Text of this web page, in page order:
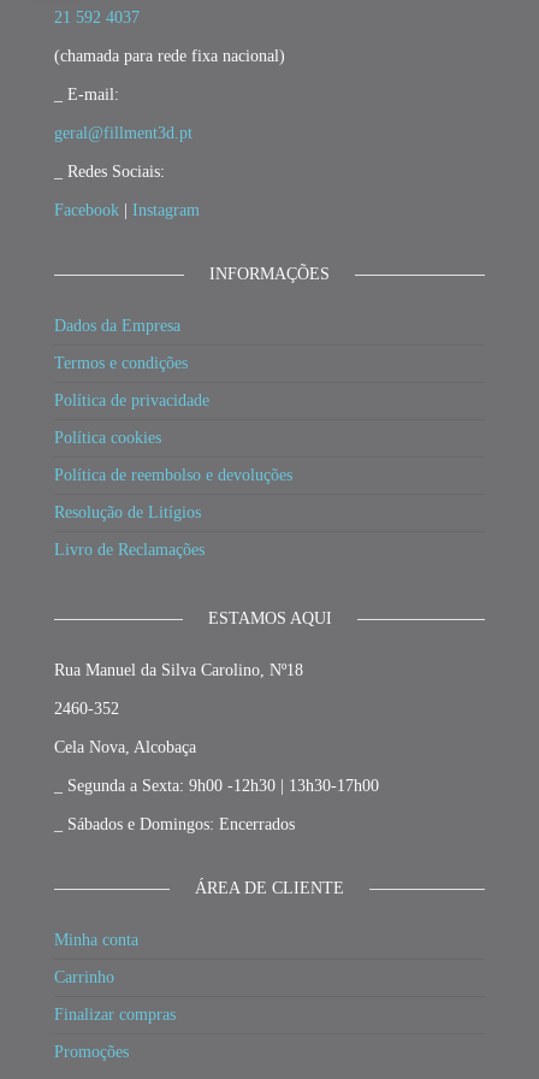
21 592 4037
(chamada para rede fixa nacional)
_ E-mail:
geral@fillment3d.pt
_ Redes Sociais:
Facebook Instagram
INFORMAÇÕES
Dados da Empresa
Termos e condições
Política de privacidade
Política cookies
Política de reembolso e devoluções
Resolução de Litígios
Livro de Reclamações
ESTAMOS AQUI
Rua Manuel da Silva Carolino, Nº18
2460-352
Cela Nova, Alcobaça
_ Segunda a Sexta: 9h00 -12h30 | 13h30-17h00
_ Sábados e Domingos: Encerrados
ÁREA DE CLIENTE
Minha conta
Carrinho
Finalizar compras
Promoções